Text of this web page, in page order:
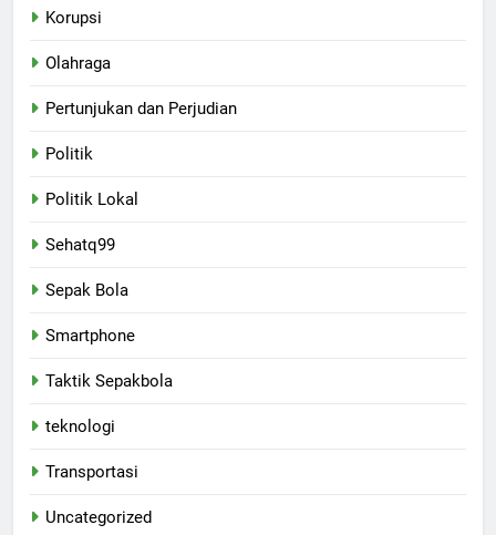
Korupsi
Olahraga
Pertunjukan dan Perjudian
Politik
Politik Lokal
Sehatq99
Sepak Bola
Smartphone
Taktik Sepakbola
teknologi
Transportasi
Uncategorized